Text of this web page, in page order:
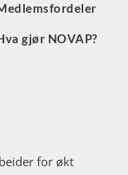
gjør NOVAP?
for økt